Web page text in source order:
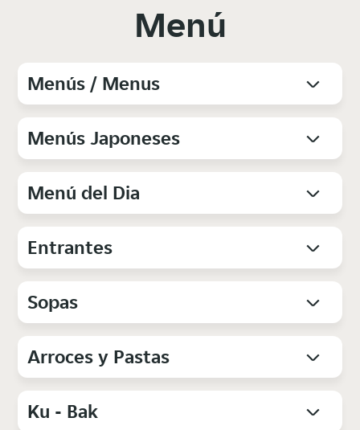
Menú
Menús / Menus
Menús Japoneses
Menú del Dia
Entrantes
Sopas
Arroces y Pastas
Ku - Bak